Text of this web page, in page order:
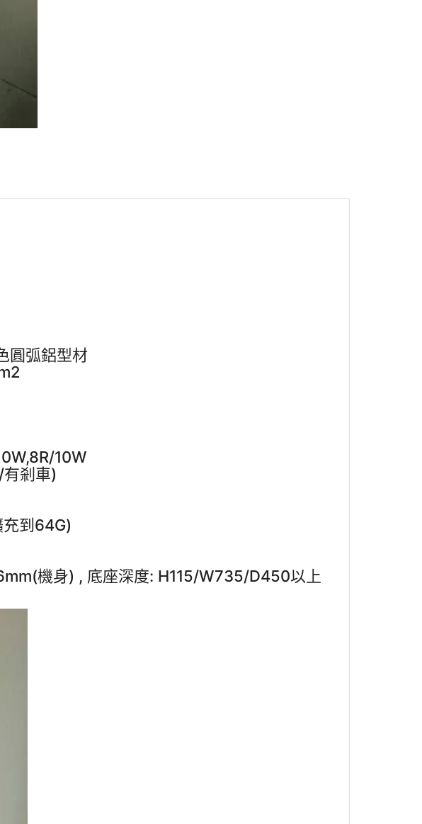
圓弧鋁型材
10W
剎車)
到64G)
機身) , 底座深度: H115/W735/D450以上